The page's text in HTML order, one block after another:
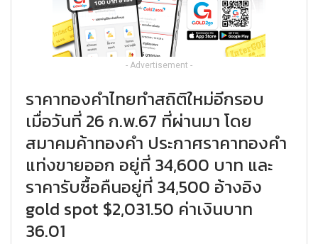
- Advertisement -
ราคาทองคำไทยทำสถิติใหม่อีกรอบ
เมื่อวันที่ 26 ก.พ.67 ที่ผ่านมา โดย
สมาคมค้าทองคำ ประกาศราคาทองคำ
แท่งขายออก อยู่ที่ 34,600 บาท และ
ราคารับซื้อคืนอยู่ที่ 34,500 อ้างอิง
gold spot $2,031.50 ค่าเงินบาท
36.01